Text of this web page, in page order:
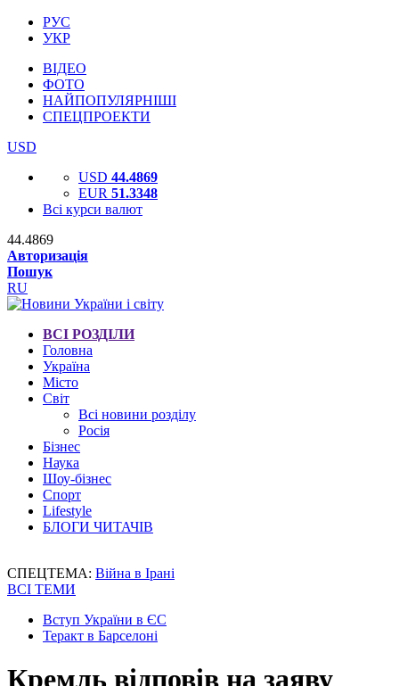
РУС
УКР
ВІДЕО
ФОТО
НАЙПОПУЛЯРНІШІ
СПЕЦПРОЕКТИ
USD
USD 44.4869
EUR 51.3348
Всі курси валют
44.4869
Авторизація
Пошук
RU
ВСІ РОЗДІЛИ
Головна
Україна
Місто
Світ
Всі новини розділу
Росія
Бізнес
Наука
Шоу-бізнес
Спорт
Lifestyle
БЛОГИ ЧИТАЧІВ
СПЕЦТЕМА: Війна в Ірані
ВСІ ТЕМИ
Вступ України в ЄС
Теракт в Барселоні
Кремль відповів на заяву